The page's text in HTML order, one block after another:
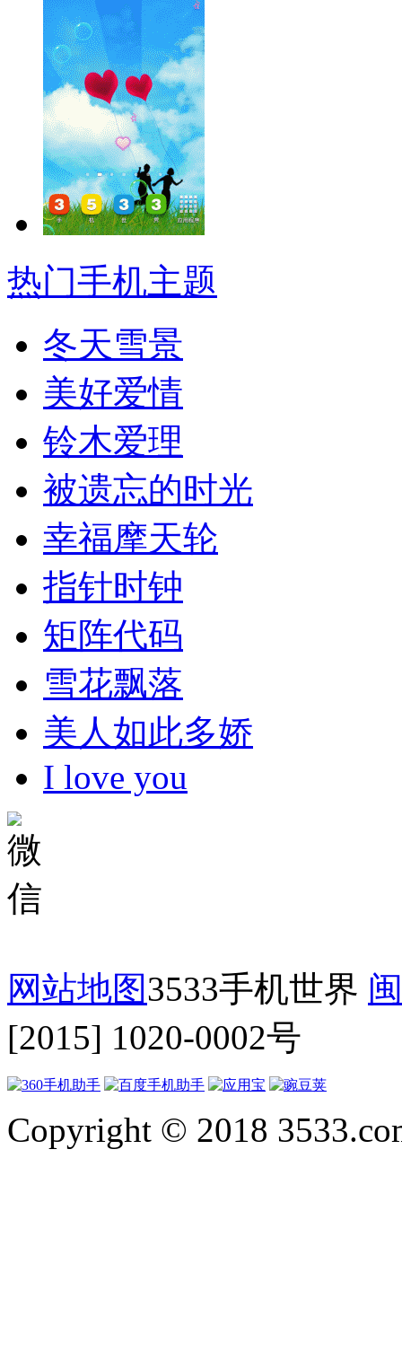
热门手机主题
冬天雪景
美好爱情
铃木爱理
被遗忘的时光
幸福摩天轮
指针时钟
矩阵代码
雪花飘落
美人如此多娇
I love you
网站地图3533手机世界
[2015] 1020-0002号
Copyright © 2018